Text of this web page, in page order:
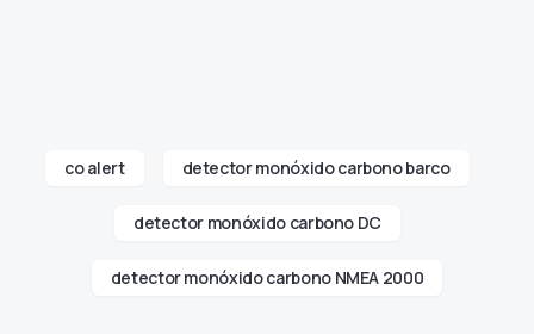
co alert detector monóxido carbono barco
detector monóxido carbono DC
detector monóxido carbono NMEA 2000